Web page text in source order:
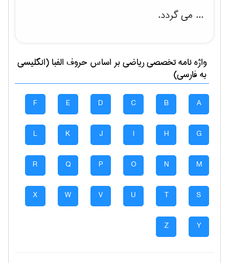
... می گردد.
واژه نامه تخصصیرياضیبر اساس حروف الفبا (انگلیسی
به فارسی)
A
B
C
D
E
F
G
H
I
J
K
L
M
N
O
P
Q
R
S
T
U
V
W
X
Y
Z